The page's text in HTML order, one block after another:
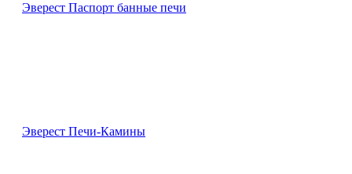
Эверест Паспорт банные печи
Эверест Печи-Камины